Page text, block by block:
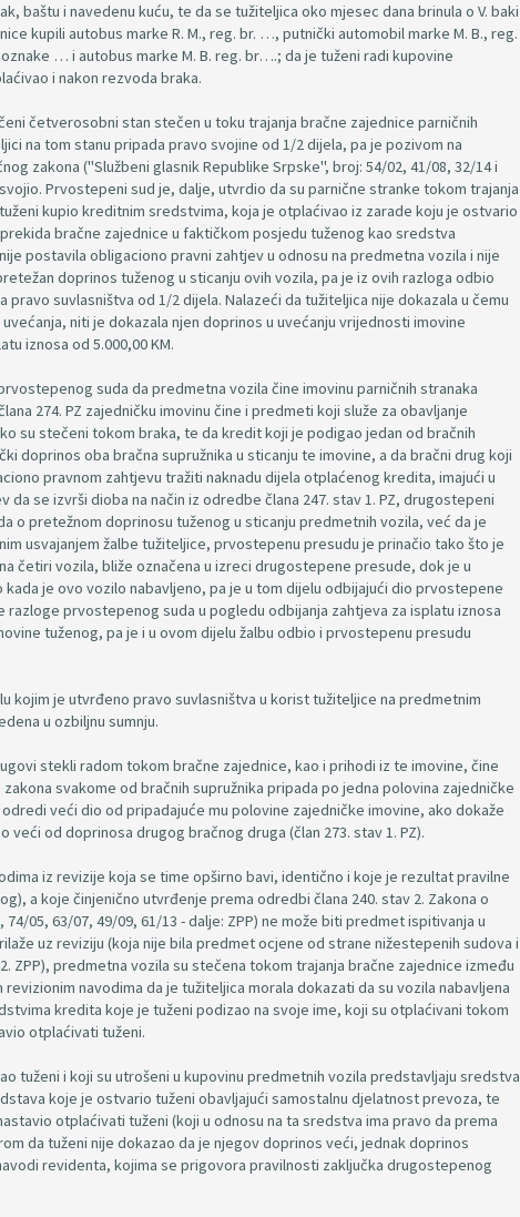
baštu i navedenu kuću, te da se tužiteljica oko mjesec dana brinula o V. baki
kupili autobus marke R. M., reg. br. …, putnički automobil marke M. B., reg.
… i autobus marke M. B. reg. br….; da je tuženi radi kupovine
i nakon rezvoda braka.
četverosobni stan stečen u toku trajanja bračne zajednice parničnih
na tom stanu pripada pravo svojine od 1/2 dijela, pa je pozivom na
zakona ("Službeni glasnik Republike Srpske", broj: 54/02, 41/08, 32/14 i
Prvostepeni sud je, dalje, utvrdio da su parnične stranke tokom trajanja
kupio kreditnim sredstvima, koja je otplaćivao iz zarade koju je ostvario
bračne zajednice u faktičkom posjedu tuženog kao sredstva
postavila obligaciono pravni zahtjev u odnosu na predmetna vozila i nije
doprinos tuženog u sticanju ovih vozila, pa je iz ovih razloga odbio
suvlasništva od 1/2 dijela. Nalazeći da tužiteljica nije dokazala u čemu
niti je dokazala njen doprinos u uvećanju vrijednosti imovine
iznosa od 5.000,00 KM.
suda da predmetna vozila čine imovinu parničnih stranaka
274. PZ zajedničku imovinu čine i predmeti koji služe za obavljanje
su stečeni tokom braka, te da kredit koji je podigao jedan od bračnih
doprinos oba bračna supružnika u sticanju te imovine, a da bračni drug koji
pravnom zahtjevu tražiti naknadu dijela otplaćenog kredita, imajući u
se izvrši dioba na način iz odredbe člana 247. stav 1. PZ, drugostepeni
o pretežnom doprinosu tuženog u sticanju predmetnih vozila, već da je
usvajanjem žalbe tužiteljice, prvostepenu presudu je prinačio tako što je
četiri vozila, bliže označena u izreci drugostepene presude, dok je u
je ovo vozilo nabavljeno, pa je u tom dijelu odbijajući dio prvostepene
prvostepenog suda u pogledu odbijanja zahtjeva za isplatu iznosa
tuženog, pa je i u ovom dijelu žalbu odbio i prvostepenu presudu
kojim je utvrđeno pravo suvlasništva u korist tužiteljice na predmetnim
u ozbiljnu sumnju.
stekli radom tokom bračne zajednice, kao i prihodi iz te imovine, čine
svakome od bračnih supružnika pripada po jedna polovina zajedničke
veći dio od pripadajuće mu polovine zajedničke imovine, ako dokaže
od doprinosa drugog bračnog druga (član 273. stav 1. PZ).
iz revizije koja se time opširno bavi, identično i koje je rezultat pravilne
a koje činjenično utvrđenje prema odredbi člana 240. stav 2. Zakona o
05, 63/07, 49/09, 61/13 - dalje: ZPP) ne može biti predmet ispitivanja u
uz reviziju (koja nije bila predmet ocjene od strane nižestepenih sudova i
ZPP), predmetna vozila su stečena tokom trajanja bračne zajednice između
navodima da je tužiteljica morala dokazati da su vozila nabavljena
kredita koje je tuženi podizao na svoje ime, koji su otplaćivani tokom
otplaćivati tuženi.
tuženi i koji su utrošeni u kupovinu predmetnih vozila predstavljaju sredstva
koje je ostvario tuženi obavljajući samostalnu djelatnost prevoza, te
otplaćivati tuženi (koji u odnosu na ta sredstva ima pravo da prema
da tuženi nije dokazao da je njegov doprinos veći, jednak doprinos
revidenta, kojima se prigovora pravilnosti zaključka drugostepenog